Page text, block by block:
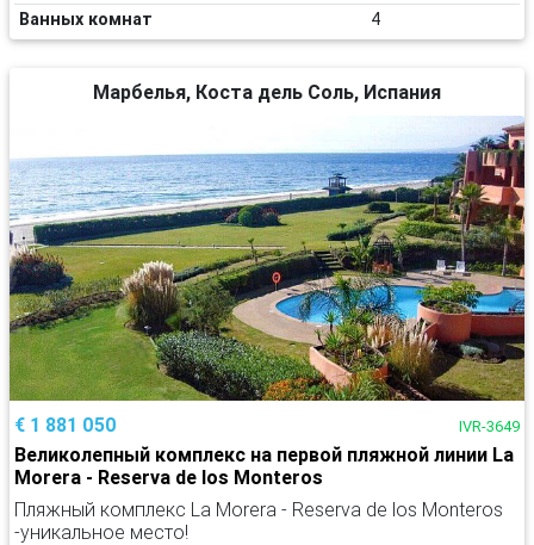
Ванных комнат
4
Марбелья, Коста дель Соль, Испания
€ 1 881 050 IVR-3649
Великолепный комплекс на первой пляжной линии La
Morera - Reserva de los Monteros
Пляжный комплекс La Morera - Reserva de los Monteros
-уникальное место!